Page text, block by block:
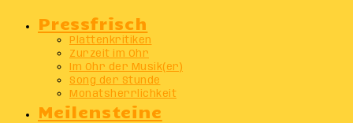
Pressfrisch
Plattenkritiken
Zurzeit im Ohr
Im Ohr der Musik(er)
Song der Stunde
Monatsherrlichkeit
Meilensteine